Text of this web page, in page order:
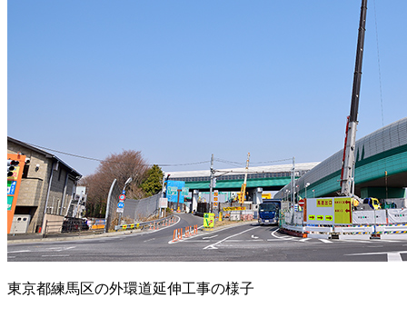
東京都練馬区の外環道延伸工事の様子